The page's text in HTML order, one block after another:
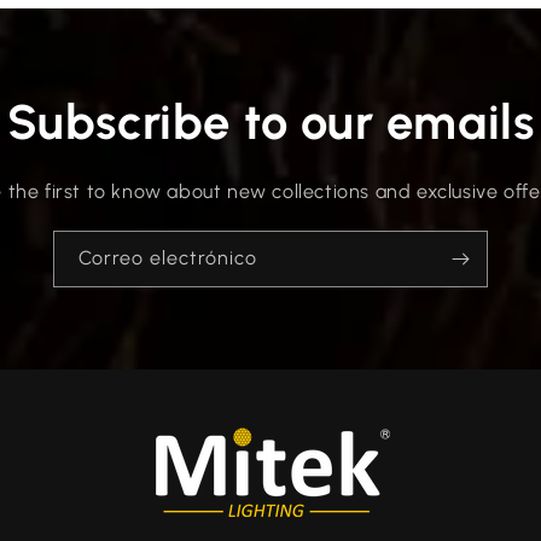
Subscribe to our emails
the first to know about new collections and exclusive
Correo electrónico